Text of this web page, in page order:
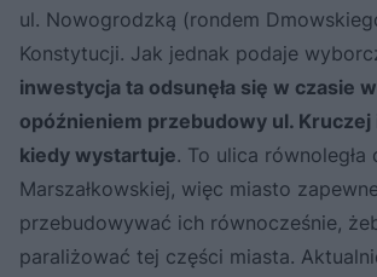
ul. Nowogrodzką (rondem
Konstytucji. Jak jednak podaje
inwestycja ta odsunęła się w czasie
opóźnieniem przebudowy ul. Kruczej
kiedy wystartuje. To ulica równoległa
Marszałkowskiej, więc miasto
przebudowywać ich równocześnie,
paraliżować tej części miasta.